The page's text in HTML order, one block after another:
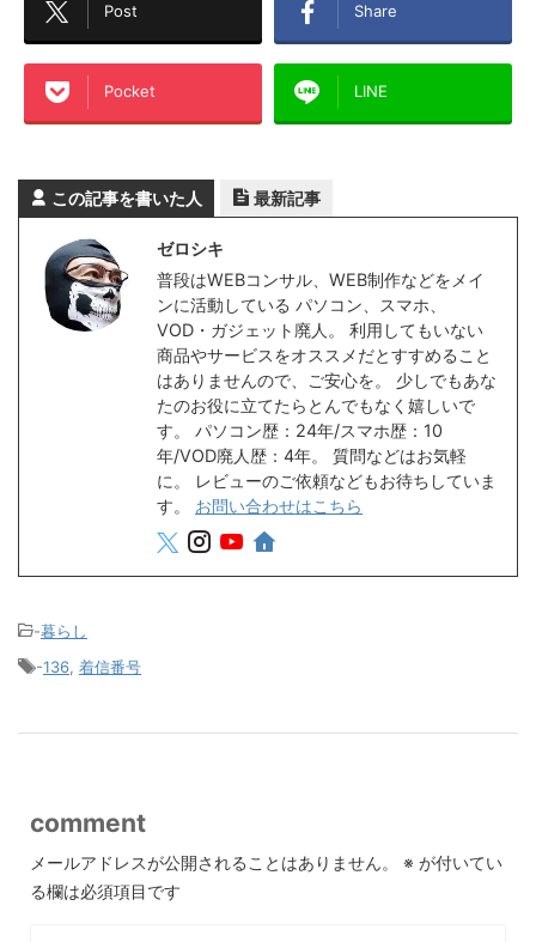
Post Share
Pocket LINE
この記事を書いた人 最新記事
ゼロシキ
普段はWEBコンサル、WEB制作などをメイ
ンに活動している パソコン、スマホ、
VOD・ガジェット廃人。 利用してもいない
商品やサービスをオススメだとすすめること
はありませんので、ご安心を。 少しでもあな
たのお役に立てたらとんでもなく嬉しいで
す。 パソコン歴：24年/スマホ歴：10
年/VOD廃人歴：4年。 質問などはお気軽
に。 レビューのご依頼などもお待ちしていま
す。 お問い合わせはこちら
-暮らし
-136 着信番号
comment
メールアドレスが公開されることはありません。 ※ が付いてい
る欄は必須項目です